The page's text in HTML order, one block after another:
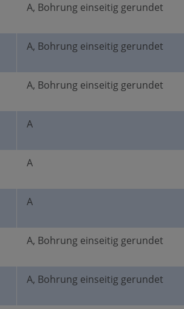
A, Bohrung einseitig gerundet
A, Bohrung einseitig gerundet
A, Bohrung einseitig gerundet
A
A
A
A, Bohrung einseitig gerundet
A, Bohrung einseitig gerundet